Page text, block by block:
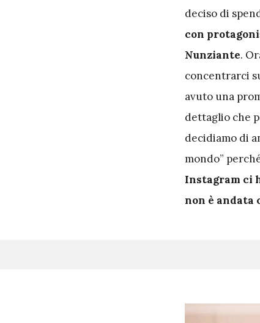
deciso di
con
Nunziante.
concentrarci
avuto una
dettaglio che
decidiamo di
mondo”
Instagram ci
non è andata